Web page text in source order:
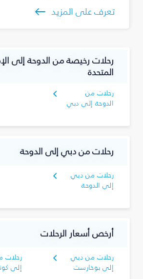
تعرف على المزيد
رحلات رخيصة من الدوحة إلى
المتحدة
رحلات من
الدوحة إلى دبي
رحلات من دبي إلى الدوحة
رحلات من دبي
إلى الدوحة
أرخص أسعار الرحلات
رحلات من دبي
إلى بوخارست
رحلات
إلى